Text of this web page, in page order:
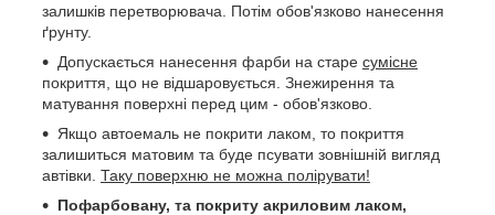
залишків перетворювача. Потім обов'язково нанесення
ґрунту.
Допускається нанесення фарби на старе сумісне
покриття, що не відшаровується. Знежирення та
матування поверхні перед цим - обов'язково.
Якщо автоемаль не покрити лаком, то покриття
залишиться матовим та буде псувати зовнішній вигляд
автівки. Таку поверхню не можна полірувати!
Пофарбовану, та покриту акриловим лаком,